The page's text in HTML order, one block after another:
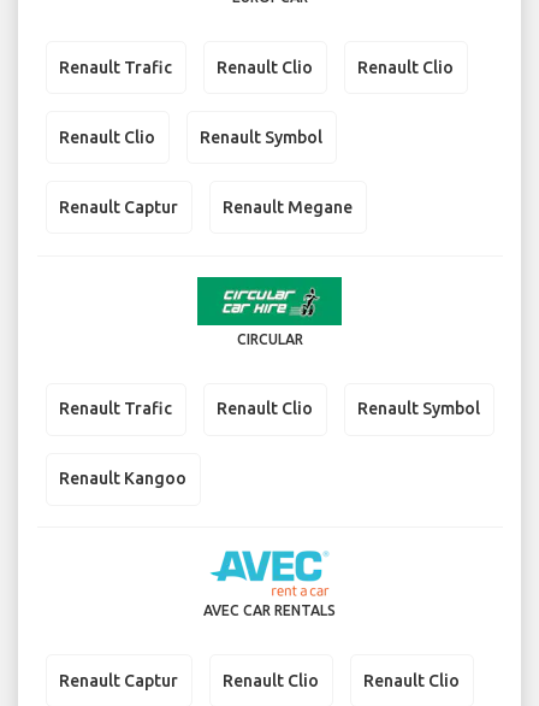
Renault Trafic Renault Clio Renault Clio
Renault Clio Renault Symbol
Renault Captur Renault Megane
CIRCULAR
Renault Trafic Renault Clio Renault Symbol
Renault Kangoo
AVEC CAR RENTALS
Renault Captur Renault Clio Renault Clio